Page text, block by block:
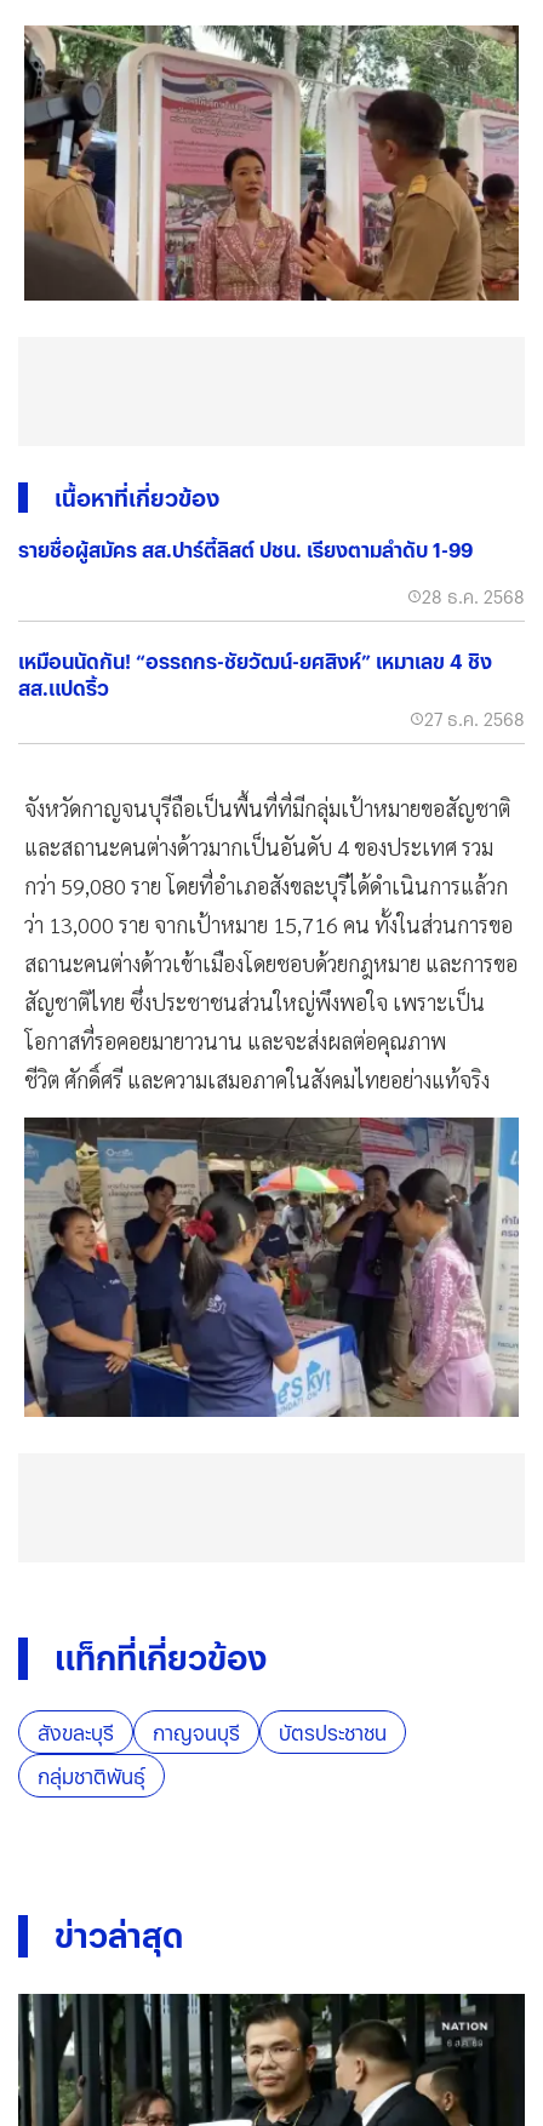
เนื้อหาที่เกี่ยวข้อง
รายชื่อผู้สมัคร สส.ปาร์ตี้ลิสต์ ปชน. เรียงตามลำดับ 1-99
28 ธ.ค. 2568
เหมือนนัดกัน! “อรรถกร-ชัยวัฒน์-ยศสิงห์” เหมาเลข 4 ชิง
สส.แปดริ้ว
27 ธ.ค. 2568
จังหวัดกาญจนบุรีถือเป็นพื้นที่ที่มีกลุ่มเป้าหมายขอสัญชาติ
และสถานะคนต่างด้าวมากเป็นอันดับ 4 ของประเทศ รวม
กว่า 59,080 ราย โดยที่อำเภอสังขละบุรีได้ดำเนินการแล้วก
ว่า 13,000 ราย จากเป้าหมาย 15,716 คน ทั้งในส่วนการขอ
สถานะคนต่างด้าวเข้าเมืองโดยชอบด้วยกฎหมาย และการขอ
สัญชาติไทย ซึ่งประชาชนส่วนใหญ่พึงพอใจ เพราะเป็น
โอกาสที่รอคอยมายาวนาน และจะส่งผลต่อคุณภาพ
ชีวิต ศักดิ์ศรี และความเสมอภาคในสังคมไทยอย่างแท้จริง
แท็กที่เกี่ยวข้อง
สังขละบุรี กาญจนบุรี
บัตรประชาชน
กลุ่มชาติพันธุ์
ข่าวล่าสุด